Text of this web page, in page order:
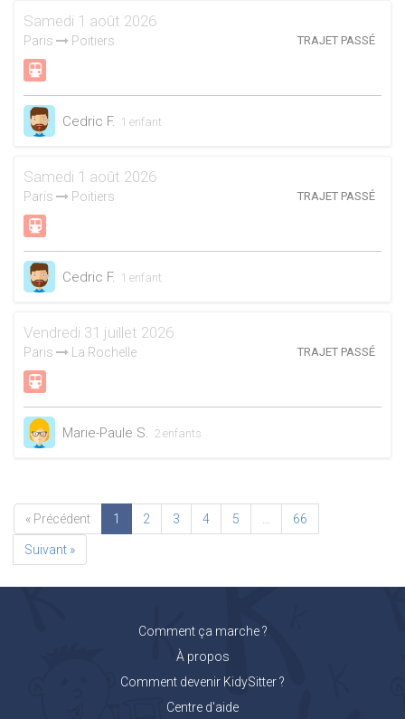
Samedi 1 août 2026
Paris Poitiers TRAJET PASSÉ
Cedric F. 1 enfant
Samedi 1 août 2026
Paris Poitiers TRAJET PASSÉ
Cedric F. 1 enfant
Vendredi 31 juillet 2026
Paris La Rochelle TRAJET PASSÉ
Marie-Paule S. 2 enfants
« Précédent 1 2 3 4 5 66
Suivant »
Comment ça marche ?
À propos
Comment devenir KidySitter ?
Centre d'aide